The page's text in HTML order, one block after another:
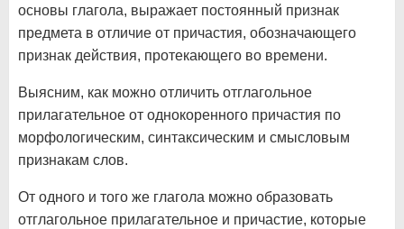
основы глагола, выражает постоянный признак
предмета в отличие от причастия, обозначающего
признак действия, протекающего во времени.
Выясним, как можно отличить отглагольное
прилагательное от однокоренного причастия по
морфологическим, синтаксическим и смысловым
признакам слов.
От одного и того же глагола можно образовать
отглагольное прилагательное и причастие, которые